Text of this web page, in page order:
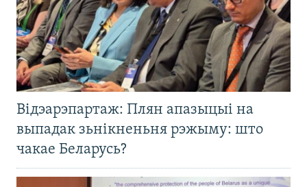
Відэарэпартаж: Плян апазыцыі на
выпадак зьнікненьня рэжыму: што
чакае Беларусь?